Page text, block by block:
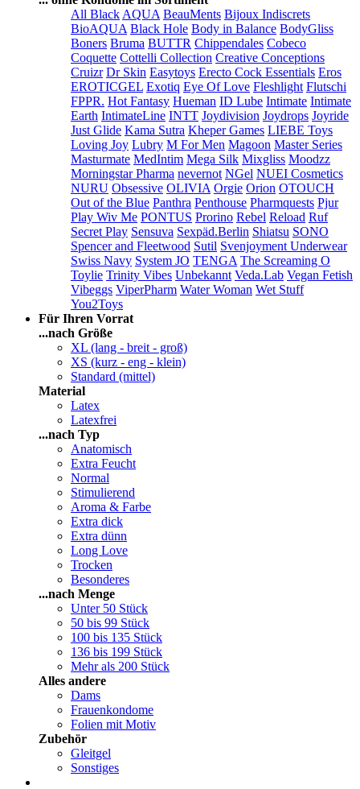
All Black AQUA BeauMents Bijoux Indiscrets
BioAQUA Black Hole Body in Balance BodyGliss
Boners Bruma BUTTR Chippendales Cobeco
Coquette Cottelli Collection Creative Conceptions
Cruizr Dr Skin Easytoys Erecto Cock Essentials Eros
EROTICGEL Exotiq Eye Of Love Fleshlight Flutschi
FPPR. Hot Fantasy Hueman ID Lube Intimate Intimate
Earth IntimateLine INTT Joydivision Joydrops Joyride
Just Glide Kama Sutra Kheper Games LIEBE Toys
Loving Joy Lubry M For Men Magoon Master Series
Masturmate MedIntim Mega Silk Mixgliss Moodzz
Morningstar Pharma nevernot NGel NUEI Cosmetics
NURU Obsessive OLIVIA Orgie Orion OTOUCH
Out of the Blue Panthra Penthouse Pharmquests Pjur
Play Wiv Me PONTUS Prorino Rebel Reload Ruf
Secret Play Sensuva Sexpäd.Berlin Shiatsu SONO
Spencer and Fleetwood Sutil Svenjoyment Underwear
Swiss Navy System JO TENGA The Screaming O
Toylie Trinity Vibes Unbekannt Veda.Lab Vegan Fetish
Vibeggs ViperPharm Water Woman Wet Stuff
You2Toys
Für Ihren Vorrat
...nach Größe
XL (lang - breit - groß)
XS (kurz - eng - klein)
Standard (mittel)
Material
Latex
Latexfrei
...nach Typ
Anatomisch
Extra Feucht
Normal
Stimulierend
Aroma & Farbe
Extra dick
Extra dünn
Long Love
Trocken
Besonderes
...nach Menge
Unter 50 Stück
50 bis 99 Stück
100 bis 135 Stück
136 bis 199 Stück
Mehr als 200 Stück
Alles andere
Dams
Frauenkondome
Folien mit Motiv
Zubehör
Gleitgel
Sonstiges